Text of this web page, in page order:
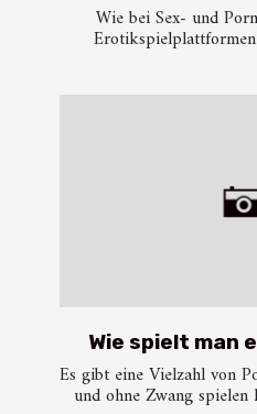
Wie bei Sex- und
Wie spielt man
Es gibt eine Vielzahl von
und ohne Zwang